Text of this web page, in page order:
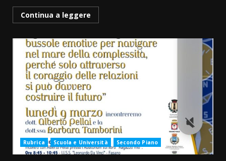
Continua a leggere
Rubrica Scuola e Università Secondo Piano